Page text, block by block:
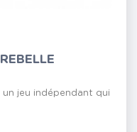
un jeu indépendant qui